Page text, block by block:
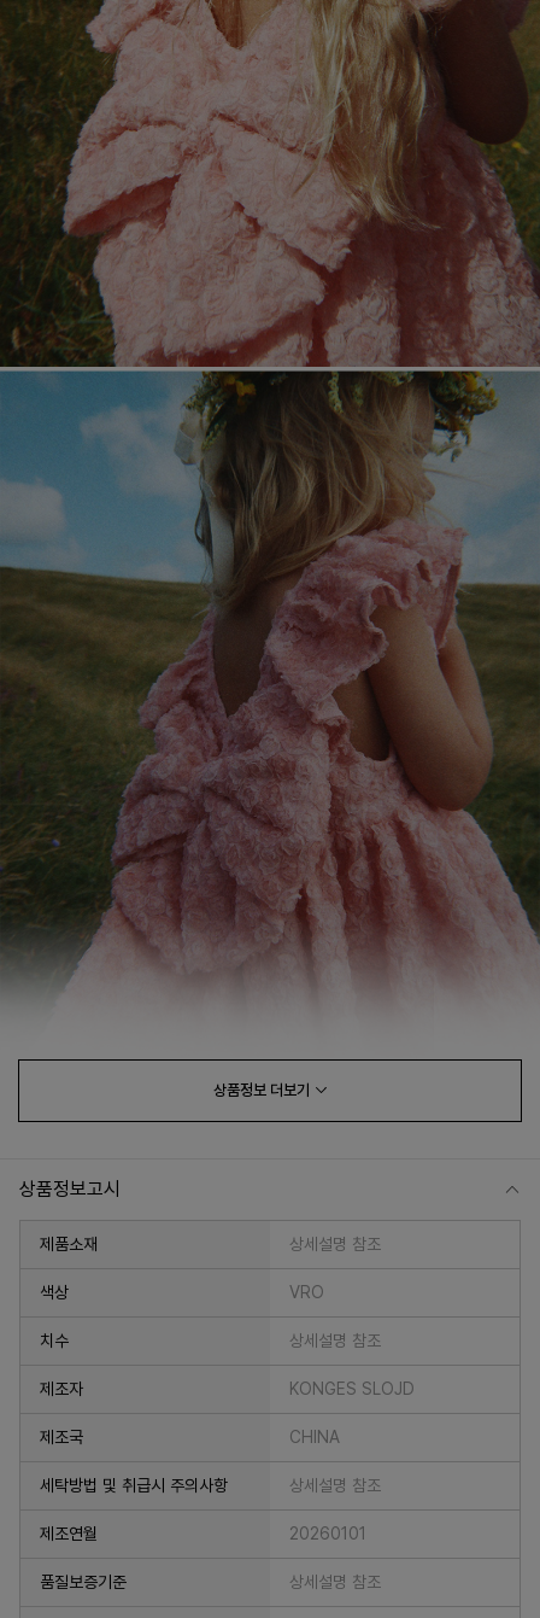
페이코 라이
매
상품정보 더보기
상품정보고시
제품소재 상세설명 참조
색상 VRO
치수 상세설명 참조
제조자 KONGES SLOJD
제조국 CHINA
세탁방법 및 취급시 주의사항 상세설명 참조
제조연월 20260101
품질보증기준 상세설명 참조